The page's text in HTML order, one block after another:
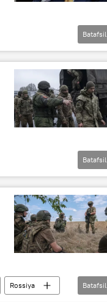
Batafsil
Batafsil
Rossiya
Batafsil